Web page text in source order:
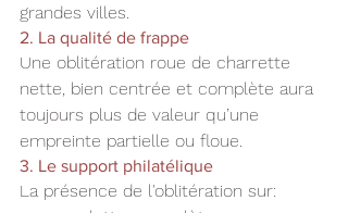
grandes villes.
2. La qualité de frappe
Une oblitération roue de charrette
nette, bien centrée et complète aura
toujours plus de valeur qu’une
empreinte partielle ou floue.
3. Le support philatélique
La présence de l'oblitération sur: